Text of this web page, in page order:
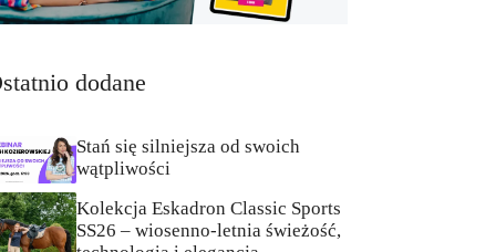
dodane
Stań się silniejsza od swoich
wątpliwości
Kolekcja Eskadron Classic Sports
SS26 – wiosenno-letnia świeżość,